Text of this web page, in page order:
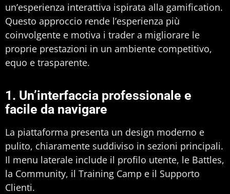
un’esperienza interattiva ispirata alla gamification.
Questo approccio rende l’esperienza più
coinvolgente e motiva i trader a migliorare le
proprie prestazioni in un ambiente competitivo,
equo e trasparente.
1. Un’interfaccia professionale e
facile da navigare
La piattaforma presenta un design moderno e
pulito, chiaramente suddiviso in sezioni principali.
Il menu laterale include il profilo utente, le Battles,
la Community, il Training Camp e il Supporto
Clienti.